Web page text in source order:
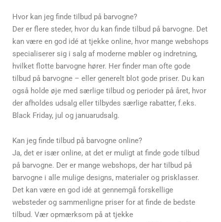
Hvor kan jeg finde tilbud på barvogne?
Der er flere steder, hvor du kan finde tilbud på barvogne. Det
kan være en god idé at tjekke online, hvor mange webshops
specialiserer sig i salg af moderne møbler og indretning,
hvilket flotte barvogne hører. Her finder man ofte gode
tilbud på barvogne – eller generelt blot gode priser. Du kan
også holde øje med særlige tilbud og perioder på året, hvor
der afholdes udsalg eller tilbydes særlige rabatter, f.eks.
Black Friday, jul og januarudsalg.
Kan jeg finde tilbud på barvogne online?
Ja, det er især online, at det er muligt at finde gode tilbud
på barvogne. Der er mange webshops, der har tilbud på
barvogne i alle mulige designs, materialer og prisklasser.
Det kan være en god idé at gennemgå forskellige
websteder og sammenligne priser for at finde de bedste
tilbud. Vær opmærksom på at tjekke